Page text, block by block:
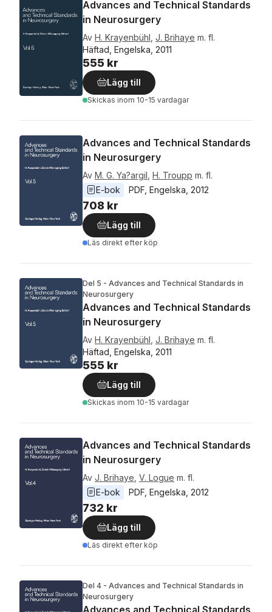
Advances and Technical Standards
in Neurosurgery
Av H. Krayenbühl J. Brihaye m. fl.
Häftad, Engelska, 2011
555 kr
Lägg till
Skickas inom 10-15 vardagar
Advances and Technical Standards
in Neurosurgery
Av M. G. Ya?argil H. Troupp m. fl.
E-bok
PDF Engelska 2012
708 kr
Lägg till
Läs direkt efter köp
Del 5 - Advances and Technical Standards in
Neurosurgery
Advances and Technical Standards
in Neurosurgery
Av H. Krayenbühl J. Brihaye m. fl.
Häftad, Engelska, 2011
555 kr
Lägg till
Skickas inom 10-15 vardagar
Advances and Technical Standards
in Neurosurgery
Av J. Brihaye V. Logue m. fl.
E-bok
PDF Engelska 2012
732 kr
Lägg till
Läs direkt efter köp
Del 4 - Advances and Technical Standards in
Neurosurgery
Advances and Technical Standards